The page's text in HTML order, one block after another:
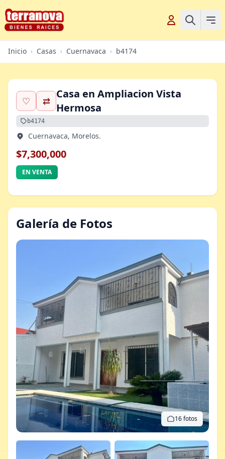
Inicio › Casas › Cuernavaca › b4174
♡ ⇄
Casa en Ampliacion Vista
Hermosa
b4174
Cuernavaca, Morelos.
$7,300,000
EN VENTA
Galería de Fotos
16 fotos